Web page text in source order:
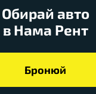
Обирай авто
в Нама Рент
Бронюй